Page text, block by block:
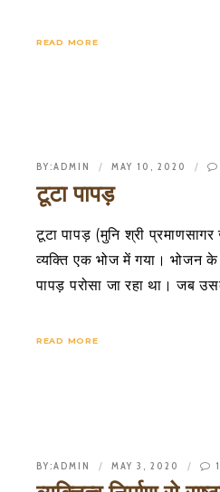
READ MORE
BY:ADMIN MAY 10, 2020
टूटा पापड़
टूटा पापड़ (मुनि श्री
व्यक्ति एक भोज में गया। भोजन
पापड़ परोसा जा रहा था। जब
READ MORE
BY:ADMIN MAY 3, 2020 1